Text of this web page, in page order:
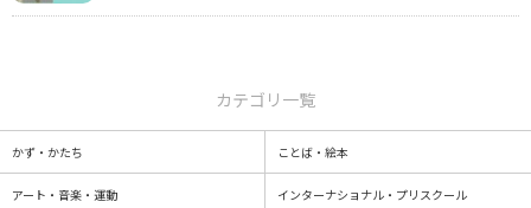
カテゴリ一覧
かず・かたち ことば・絵本
アート・音楽・運動 インターナショナル・プリスクール